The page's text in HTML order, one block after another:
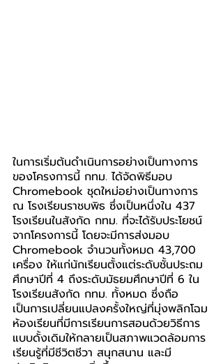
ในการเริ่มต้นดำเนินการอย่างเป็นทางการ
ของโครงการนี้ กทม. ได้จัดพิธีมอบ
Chromebook ชุดใหม่อย่างเป็นทางการ
ณ โรงเรียนราชบพิธ ซึ่งเป็นหนึ่งใน 437
โรงเรียนในสังกัด กทม. ที่จะได้รับประโยชน์
จากโครงการนี้ โดยจะมีการส่งมอบ
Chromebook จำนวนทั้งหมด 43,700
เครื่อง ให้แก่นักเรียนตั้งแต่ระดับชั้นประถม
ศึกษาปีที่ 4 ถึงระดับมัธยมศึกษาปีที่ 6 ใน
โรงเรียนสังกัด กทม. ทั้งหมด ซึ่งถือ
เป็นการเปลี่ยนแปลงครั้งใหญ่ที่มุ่งพลิกโฉม
ห้องเรียนที่มีการเรียนการสอนด้วยวิธีการ
แบบดั้งเดิมให้กลายเป็นสภาพแวดล้อมการ
เรียนรู้ที่มีชีวิตชีวา สนุกสนาน และมี